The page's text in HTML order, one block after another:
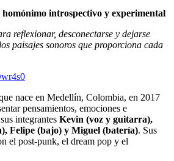
introspectivo y experimental
reflexionar, desconectarse y dejarse
paisajes sonoros que proporciona cada
nace en Medellín, Colombia, en 2017
pensamientos, emociones e
integrantes Kevin (voz y guitarra),
Felipe (bajo) y Miguel (batería). Sus
el post-punk, el dream pop y el